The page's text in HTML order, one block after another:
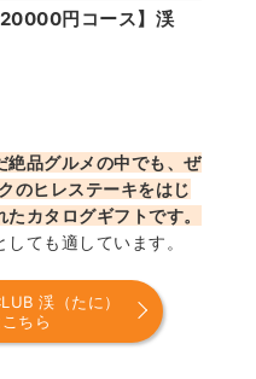
円コース】渓
絶品グルメの中でも、ぜ
のヒレステーキをはじ
カタログギフトです。
ても適しています。
渓（たに）
ちら